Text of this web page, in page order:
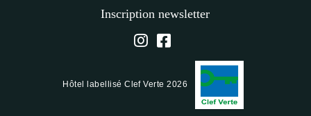
Inscription newsletter
Hôtel labellisé Clef Verte 2026